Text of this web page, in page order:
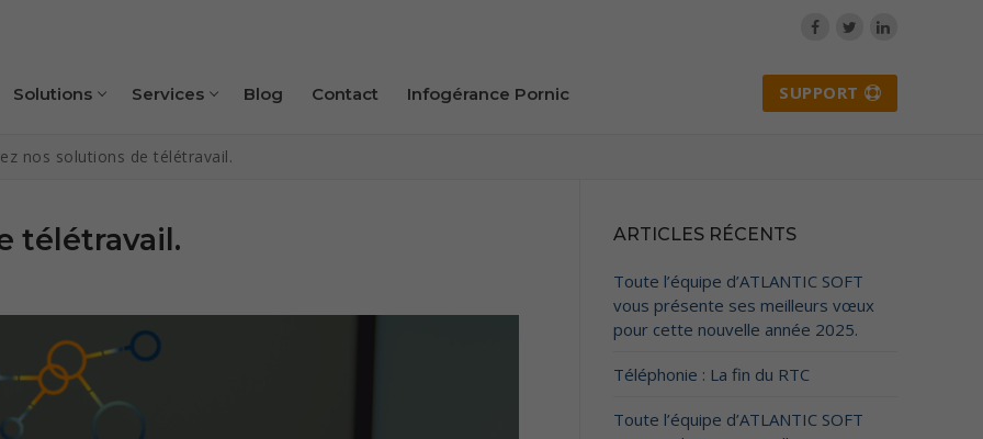
Solutions Services Blog Contact Infogérance Pornic SUPPORT
nos solutions de télétravail.
télétravail. ARTICLES RÉCENTS
Toute l’équipe d’ATLANTIC SOFT
vous présente ses meilleurs vœux
pour cette nouvelle année 2025.
Téléphonie : La fin du RTC
Toute l’équipe d’ATLANTIC SOFT